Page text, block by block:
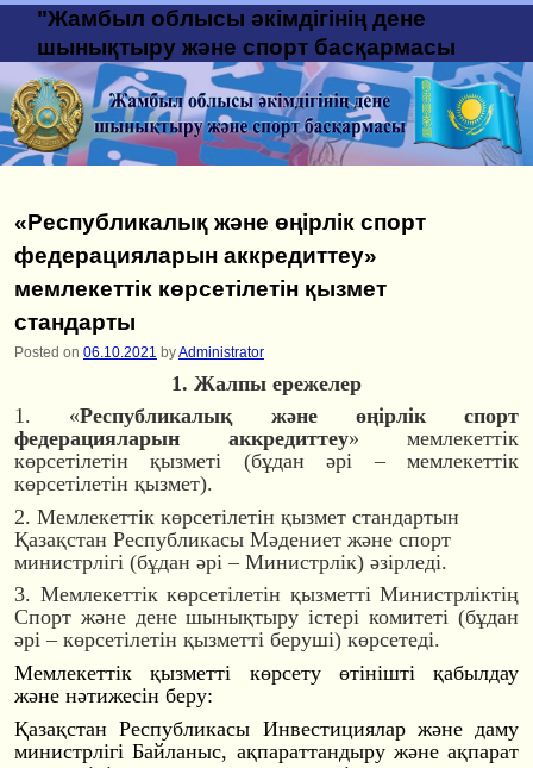
"Жамбыл облысы әкімдігінің дене
шынықтыру және спорт басқармасы
«Республикалық және өңірлік спорт
федерацияларын аккредиттеу»
мемлекеттік көрсетілетін қызмет
стандарты
Posted on 06.10.2021 byAdministrator
1. Жалпы ережелер
1. «Республикалық және өңірлік спорт
федерацияларын аккредиттеу» мемлекеттік
көрсетілетін қызметі (бұдан әрі – мемлекеттік
көрсетілетін қызмет).
2. Мемлекеттік көрсетілетін қызмет стандартын
Қазақстан Республикасы Мәдениет және спорт
министрлігі (бұдан әрі – Министрлік) әзірледі.
3. Мемлекеттік көрсетілетін қызметті Министрліктің
Спорт және дене шынықтыру істері комитеті (бұдан
әрі – көрсетілетін қызметті беруші) көрсетеді.
Мемлекеттік қызметті көрсету өтінішті қабылдау
және нәтижесін беру:
Қазақстан Республикасы Инвестициялар және даму
министрлігі Байланыс, ақпараттандыру және ақпарат